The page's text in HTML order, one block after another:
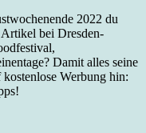
2022 du
Artikel bei Dresden-
Damit alles seine
Werbung hin: